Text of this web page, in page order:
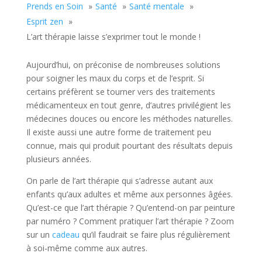
Prends en Soin Santé
Santé mentale
Esprit zen
L’art thérapie laisse s’exprimer tout le monde !
Aujourd’hui, on préconise de nombreuses solutions
pour soigner les maux du corps et de l’esprit. Si
certains préfèrent se tourner vers des traitements
médicamenteux en tout genre, d’autres privilégient les
médecines douces ou encore les méthodes naturelles.
Il existe aussi une autre forme de traitement peu
connue, mais qui produit pourtant des résultats depuis
plusieurs années.
On parle de l’art thérapie qui s’adresse autant aux
enfants qu’aux adultes et même aux personnes âgées.
Qu’est-ce que l’art thérapie ? Qu’entend-on par peinture
par numéro ? Comment pratiquer l’art thérapie ? Zoom
sur un cadeau qu’il faudrait se faire plus régulièrement
à soi-même comme aux autres.